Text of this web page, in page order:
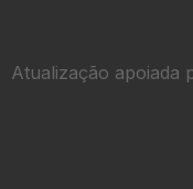
Atualização apoiada